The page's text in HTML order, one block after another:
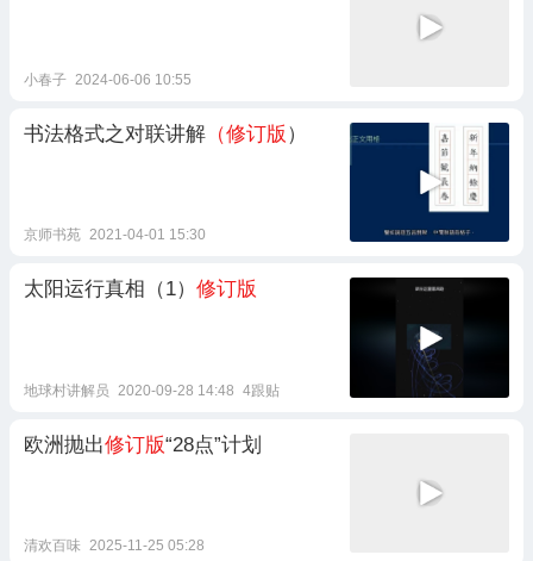
小春子 2024-06-06 10:55
书法格式之对联讲解 （修订版 ）
京师书苑 2021-04-01 15:30
太阳运行真相（1） 修订版
地球村讲解员 2020-09-28 14:48 4跟贴
欧洲抛出修订版“28点”计划
清欢百味 2025-11-25 05:28